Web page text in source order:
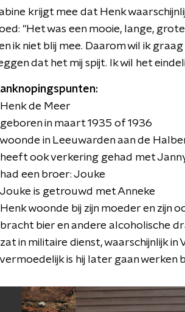
krijgt mee dat Henk
"Het was een mooie, lange,
ik niet blij mee. Daarom wil ik
dat het mij spijt. Ik wil het
de Meer
in maart 1935 of 1936
in Leeuwarden aan de
ook verkering gehad met
een broer: Jouke
is getrouwd met Anneke
woonde bij zijn moeder en zijn
bier en andere alcoholische
in militaire dienst, waarschijnlijk in
is hij later gaan werken